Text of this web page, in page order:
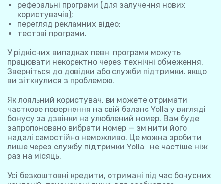
реферальні програми (для залучення нових
користувачів);
перегляд рекламних відео;
тестові програми.
У рідкісних випадках певні програми можуть
працювати некоректно через технічні обмеження.
Зверніться до довідки або служби підтримки, якщо
ви зіткнулися з проблемою.
Як лояльний користувач, ви можете отримати
часткове повернення на свій баланс Yolla у вигляді
бонусу за дзвінки на улюблений номер. Вам буде
запропоновано вибрати номер — змінити його
надалі самостійно неможливо. Це можна зробити
лише через службу підтримки Yolla і не частіше ніж
раз на місяць.
Усі безкоштовні кредити, отримані під час бонусних